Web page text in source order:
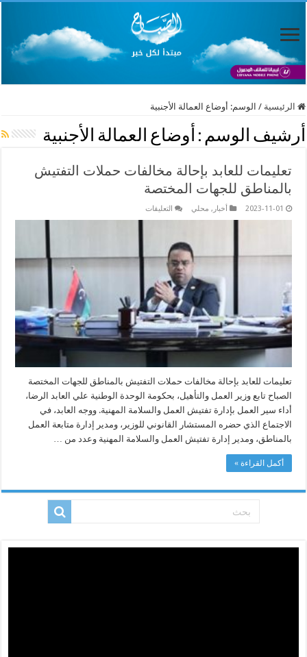
الرئيسية / الوسم: أوضاع العمالة الأجنبية
أرشيف الوسم : أوضاع العمالة الأجنبية
تعليمات للعابد بإحالة مخالفات حملات التفتيش
بالمناطق للجهات المختصة
2023-11-01 أخبار , محلي التعليقات
التفتيش
مغلقة
تعليمات للعابد بإحالة مخالفات حملات التفتيش بالمناطق للجهات المختصة
الصباح تابع وزير العمل والتأهيل، بحكومة الوحدة الوطنية علي العابد الرضا،
أداء سير العمل بإدارة تفتيش العمل والسلامة المهنية. ووجه العابد، في
الاجتماع الذي حضره المستشار القانوني للوزير، ومدير إدارة متابعة العمل
بالمناطق، ومدير إدارة تفتيش العمل والسلامة المهنية وعدد من …
أكمل القراءة »